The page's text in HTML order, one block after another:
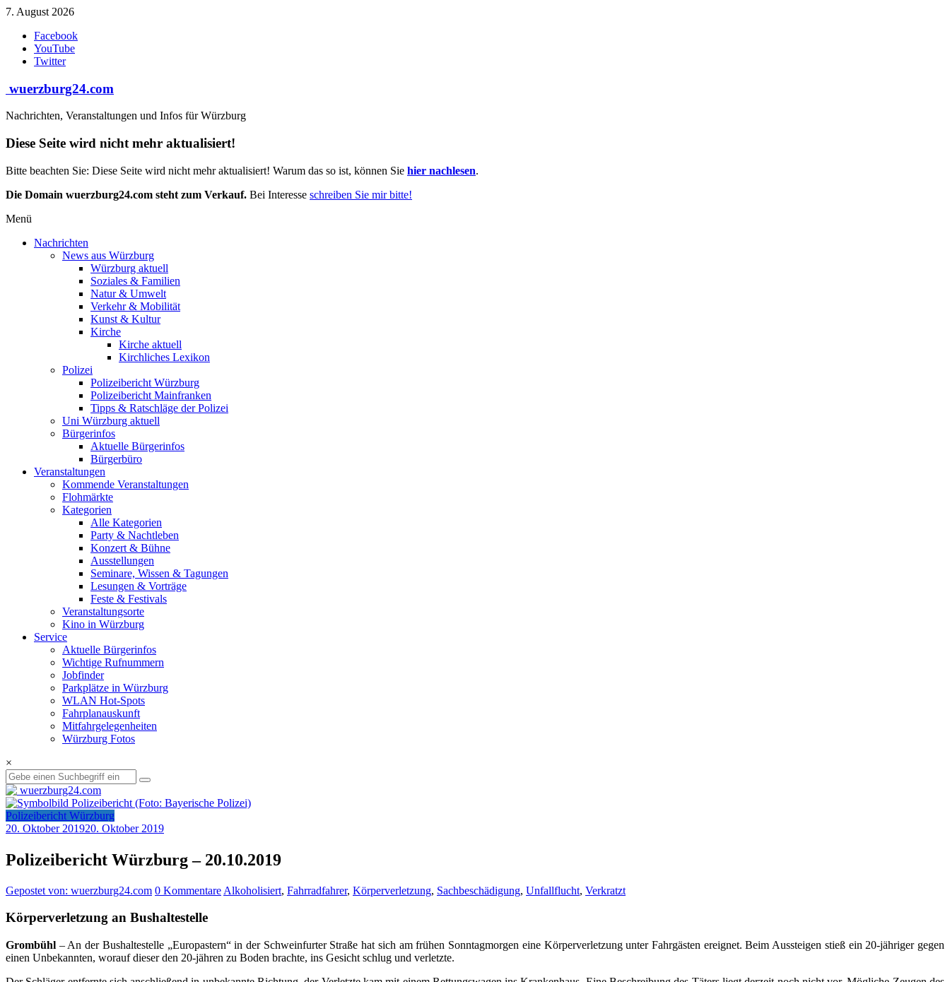
Zum
springen
7. August 2026
Facebook
YouTube
Twitter
wuerzburg24.com
Nachrichten, Veranstaltungen und Infos für Würzburg
Diese Seite wird nicht mehr aktualisiert!
Bitte beachten Sie: Diese Seite wird nicht mehr aktualisiert! Warum das so ist, können Sie hier nachlesen.
Die Domain wuerzburg24.com steht zum Verkauf. Bei Interesse schreiben Sie mir bitte!
Menü
Nachrichten
News aus Würzburg
Würzburg aktuell
Soziales & Familien
Natur & Umwelt
Verkehr & Mobilität
Kunst & Kultur
Kirche
Kirche aktuell
Kirchliches Lexikon
Polizei
Polizeibericht Würzburg
Polizeibericht Mainfranken
Tipps & Ratschläge der Polizei
Uni Würzburg aktuell
Bürgerinfos
Aktuelle Bürgerinfos
Bürgerbüro
Veranstaltungen
Kommende Veranstaltungen
Flohmärkte
Kategorien
Alle Kategorien
Party & Nachtleben
Konzert & Bühne
Ausstellungen
Seminare, Wissen & Tagungen
Lesungen & Vorträge
Feste & Festivals
Veranstaltungsorte
Kino in Würzburg
Service
Aktuelle Bürgerinfos
Wichtige Rufnummern
Jobfinder
Parkplätze in Würzburg
WLAN Hot-Spots
Fahrplanauskunft
Mitfahrgelegenheiten
Würzburg Fotos
×
Polizeibericht Würzburg
20. Oktober 201920. Oktober 2019
Polizeibericht Würzburg – 20.10.2019
Gepostet von: wuerzburg24.com 0 Kommentare Alkoholisiert, Fahrradfahrer, Körperverletzung, Sachbeschädigung, Unfallflucht, Verkratzt
Körperverletzung an Bushaltestelle
Grombühl – An der Bushaltestelle „Europastern“ in der Schweinfurter Straße hat sich am frühen Sonntagmorgen eine Körperverletzung unter Fahrgästen ereignet. Beim Aussteigen stieß ein 20-jähriger gegen
einen Unbekannten, worauf dieser den 20-jähren zu Boden brachte, ins Gesicht schlug und verletzte.